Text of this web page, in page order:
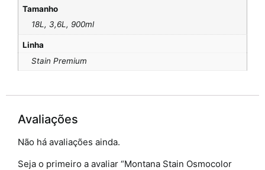
Tamanho
18L, 3,6L, 900ml
Linha
Stain Premium
Avaliações
Não há avaliações ainda.
Seja o primeiro a avaliar “Montana Stain Osmocolor